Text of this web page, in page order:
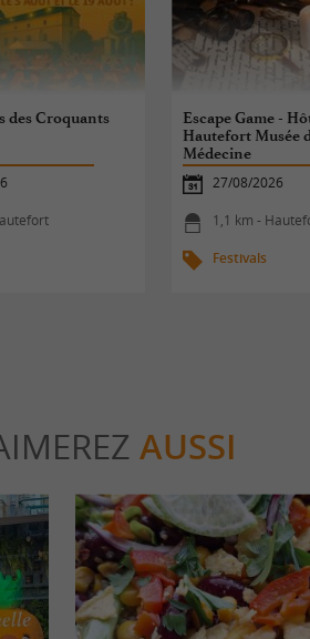
des Croquants
Escape Game -
Hautefort Musée
Médecine
27/08/2026
1,1 km -
Festivals
AUSSI